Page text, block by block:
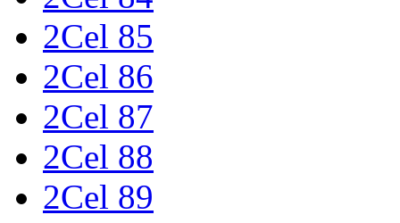
2Cel 85
2Cel 86
2Cel 87
2Cel 88
2Cel 89